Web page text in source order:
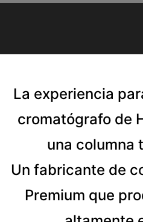
La experiencia
cromatógrafo de
una columna
Un fabricante de
Premium que